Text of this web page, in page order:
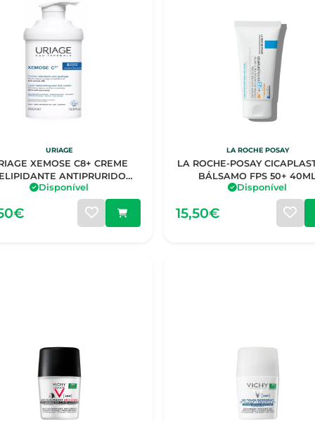
URIAGE
XEMOSE C8+ CREME
ANTIPRURIDO
400ML
Disponível
LA ROCHE POSAY
LA ROCHE-POSAY
BÁLSAMO FPS 50+
Disponível
15,50€